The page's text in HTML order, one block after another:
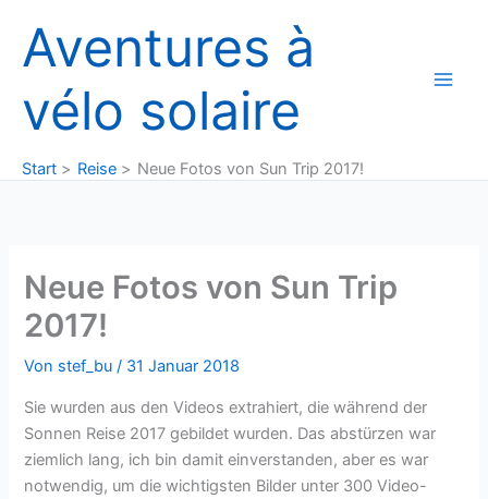
Inhalt
springen
Aventures à
vélo solaire
Start Reise Neue Fotos von Sun Trip 2017!
Neue Fotos von Sun Trip
2017!
Von stef_bu/ 31 Januar 2018
Sie wurden aus den Videos extrahiert, die während der
Sonnen Reise 2017 gebildet wurden. Das abstürzen war
ziemlich lang, ich bin damit einverstanden, aber es war
notwendig, um die wichtigsten Bilder unter 300 Video-